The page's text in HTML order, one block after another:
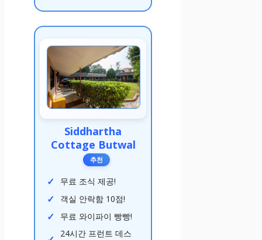
Siddhartha
Cottage Butwal
추천
무료 조식 제공!
객실 안락함 10점!
무료 와이파이 빵빵!
24시간 프런트 데스